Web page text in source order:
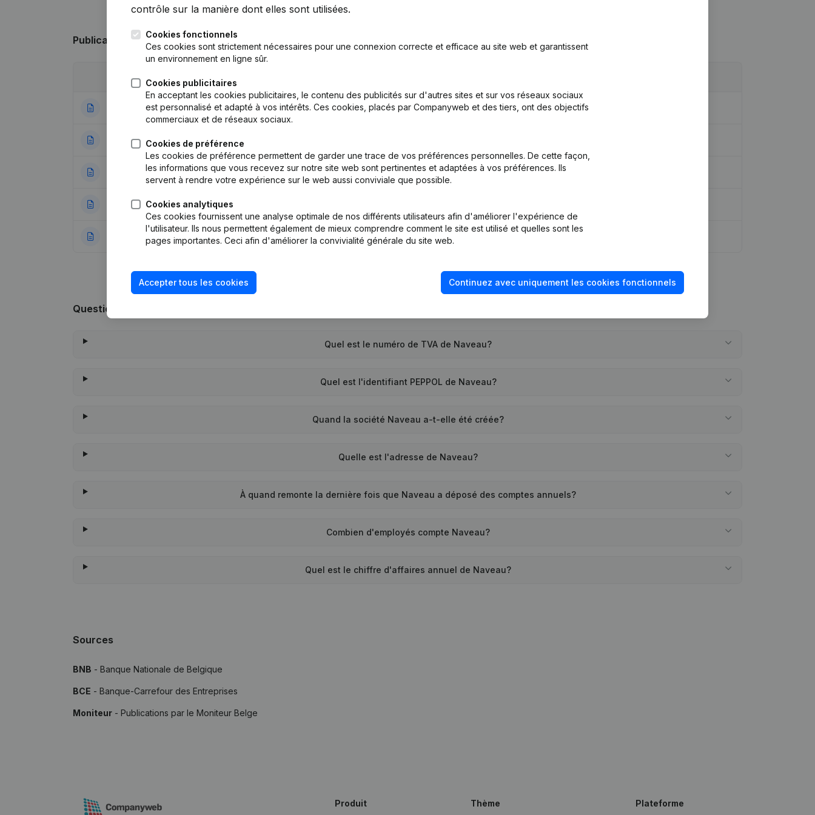
Publicationsde Naveau
Publication
14-07-2025 Demissions, Nominations
20-03-2025 Capital, Actions - Demissions, Nominations - Rubrique Restructuration (Fusion, Scission, Transfert Patrimoine, etc...)
10-12-2024 Rubrique Restructuration (Fusion, Scission, Transfert Patrimoine, etc...)
30-06-2023 Demissions, Nominations
Demissions - Nominations (NL)
Questions fréquemment posées
Quel est le numéro de TVA de Naveau?
Quel est l'identifiant PEPPOL de Naveau?
Quand la société Naveau a-t-elle été créée?
Quelle est l'adresse de Naveau?
À quand remonte la dernière fois que Naveau a déposé des comptes annuels?
Combien d'employés compte Naveau?
Quel est le chiffre d'affaires annuel de Naveau?
Sources
BNB - Banque Nationale de Belgique
BCE - Banque-Carrefour des Entreprises
Moniteur - Publications par le Moniteur Belge
contrôle sur la manière dont elles sont utilisées.
Cookies fonctionnels
Ces cookies sont strictement nécessaires pour une connexion correcte et efficace au site web et garantissent
un environnement en ligne sûr.
Cookies publicitaires
En acceptant les cookies publicitaires, le contenu des publicités sur d'autres sites et sur vos réseaux sociaux
est personnalisé et adapté à vos intérêts. Ces cookies, placés par Companyweb et des tiers, ont des objectifs
commerciaux et de réseaux sociaux.
Cookies de préférence
Les cookies de préférence permettent de garder une trace de vos préférences personnelles. De cette façon,
les informations que vous recevez sur notre site web sont pertinentes et adaptées à vos préférences. Ils
servent à rendre votre expérience sur le web aussi conviviale que possible.
Cookies analytiques
Ces cookies fournissent une analyse optimale de nos différents utilisateurs afin d'améliorer l'expérience de
l'utilisateur. Ils nous permettent également de mieux comprendre comment le site est utilisé et quelles sont les
pages importantes. Ceci afin d'améliorer la convivialité générale du site web.
Accepter tous les cookies Continuez avec uniquement les cookies fonctionnels
Produit Thème Plateforme